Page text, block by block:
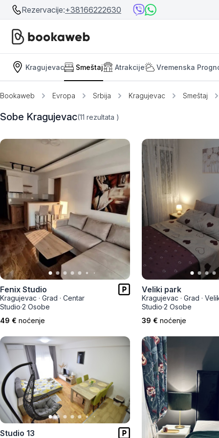
Rezervacije:+38166222630
Srbija
Bosna i Hercegovina
Crna Gora
Srbija
Niš
Srebrno jezero
Prolom Banja
Užice
Smederevo
Čačak
Pančevo
Vranje
Paraćin
Srbobran
Inđija
Ruma
Sremski Karlovci
Kragujevac Smeštaj Atrakcije Vremenska
Bookaweb Evropa Srbija Kragujevac Smeštaj
Sobe Kragujevac(11 rezultata )
Fenix Studio
Kragujevac · Grad · Centar
Studio·2 Osobe
49 € noćenje
Veliki park
Kragujevac · Grad ·
Studio·2 Osobe
39 € noćenje
Studio 13